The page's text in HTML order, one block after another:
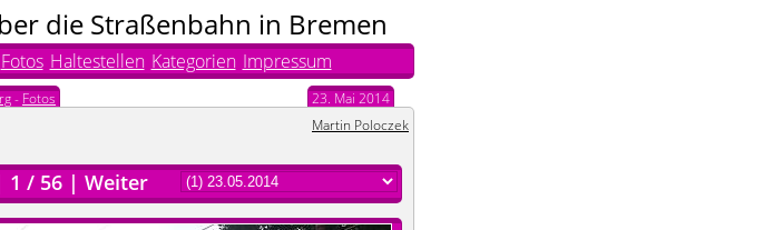
die Straßenbahn in Bremen
Fotos Haltestellen Kategorien Impressum
- Fotos 23. Mai 2014
Martin Poloczek
1 / 56 | Weiter